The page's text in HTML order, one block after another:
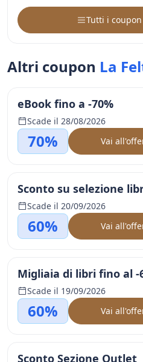
Tutti i
Altri coupon La
eBook fino a -70%
Scade il 28/08/2026
70% Vai
Sconto su selezione
Scade il 20/09/2026
60% Vai
Migliaia di libri fino al -
Scade il 19/09/2026
60% Vai
Sconto Sezione Outlet